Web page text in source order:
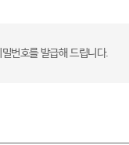
번호를 발급해 드립니다.